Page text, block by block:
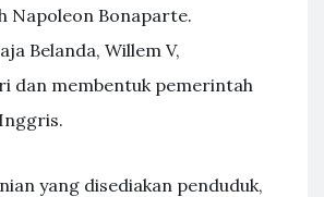
Napoleon Bonaparte.
Belanda, Willem V,
dan membentuk pemerintah
yang disediakan penduduk,